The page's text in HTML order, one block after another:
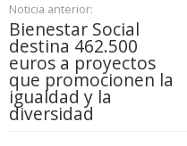
Noticia anterior:
Bienestar Social
destina 462.500
euros a proyectos
que promocionen la
igualdad y la
diversidad